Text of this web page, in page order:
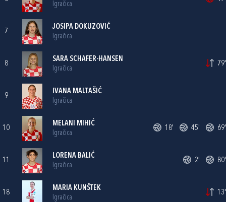
Igračica
7
JOSIPA DOKUZOVIĆ
Igračica
8
SARA SCHAFER-HANSEN
Igračica
79'
9
IVANA MALTAŠIĆ
Igračica
10
MELANI MIHIĆ
Igračica
18' 45' 69'
11
LORENA BALIĆ
Igračica
2' 80'
18
MARIA KUNŠTEK
Igračica
13'